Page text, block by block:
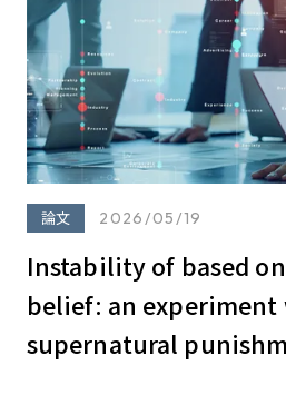
論文 2026/05/19
Instability of based
belief: an
supernatural